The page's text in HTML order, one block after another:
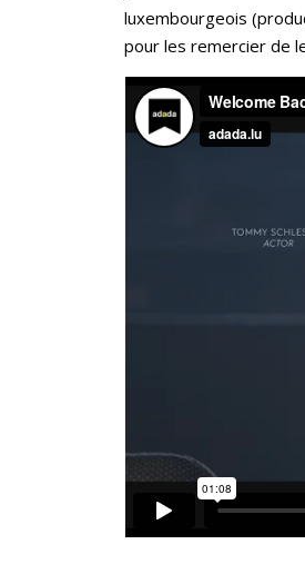
luxembourgeois
pour les remercier de